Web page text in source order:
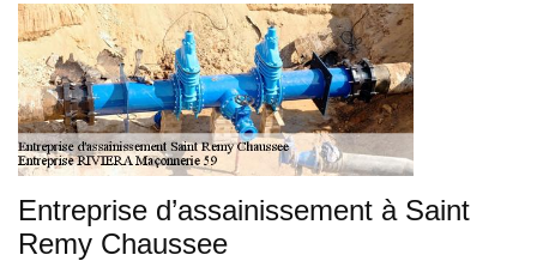
Entreprise d’assainissement à Saint
Remy Chaussee